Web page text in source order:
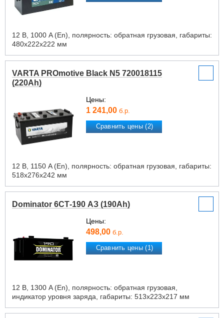
12 В, 1000 A (En), полярность: обратная грузовая, габариты:
480х222х222 мм
VARTA PROmotive Black N5 720018115
(220Ah)
Цены:
1 241,00 б.р.
Сравнить цены (2)
12 В, 1150 A (En), полярность: обратная грузовая, габариты:
518х276х242 мм
Dominator 6СТ-190 АЗ (190Ah)
Цены:
498,00 б.р.
Сравнить цены (1)
12 В, 1300 A (En), полярность: обратная грузовая,
индикатор уровня заряда, габариты: 513х223х217 мм